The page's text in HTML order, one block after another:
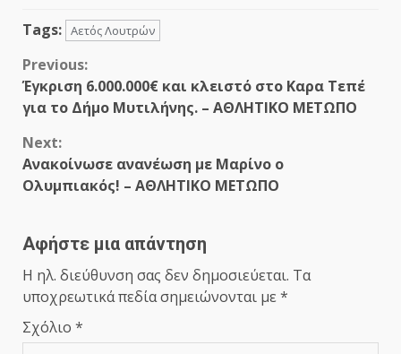
Tags: Αετός Λουτρών
Continue
Reading
Previous:
Έγκριση 6.000.000€ και κλειστό στο Καρα Τεπέ
για το Δήμο Μυτιλήνης. – ΑΘΛΗΤΙΚΟ ΜΕΤΩΠΟ
Next:
Ανακοίνωσε ανανέωση με Μαρίνο ο
Ολυμπιακός! – ΑΘΛΗΤΙΚΟ ΜΕΤΩΠΟ
Αφήστε μια απάντηση
Η ηλ. διεύθυνση σας δεν δημοσιεύεται. Τα
υποχρεωτικά πεδία σημειώνονται με *
Σχόλιο *